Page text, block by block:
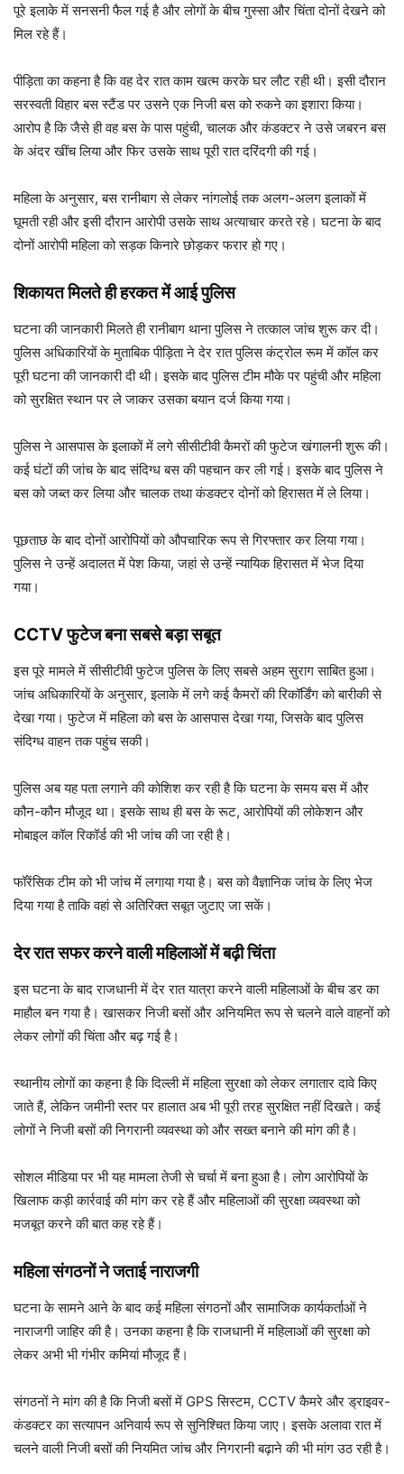
पूरे इलाके में सनसनी फैल गई है और लोगों के बीच गुस्सा और चिंता दोनों देखने को
मिल रहे हैं।
पीड़िता का कहना है कि वह देर रात काम खत्म करके घर लौट रही थी। इसी दौरान
सरस्वती विहार बस स्टैंड पर उसने एक निजी बस को रुकने का इशारा किया।
आरोप है कि जैसे ही वह बस के पास पहुंची, चालक और कंडक्टर ने उसे जबरन बस
के अंदर खींच लिया और फिर उसके साथ पूरी रात दरिंदगी की गई।
महिला के अनुसार, बस रानीबाग से लेकर नांगलोई तक अलग-अलग इलाकों में
घूमती रही और इसी दौरान आरोपी उसके साथ अत्याचार करते रहे। घटना के बाद
दोनों आरोपी महिला को सड़क किनारे छोड़कर फरार हो गए।
शिकायत मिलते ही हरकत में आई पुलिस
घटना की जानकारी मिलते ही रानीबाग थाना पुलिस ने तत्काल जांच शुरू कर दी।
पुलिस अधिकारियों के मुताबिक पीड़िता ने देर रात पुलिस कंट्रोल रूम में कॉल कर
पूरी घटना की जानकारी दी थी। इसके बाद पुलिस टीम मौके पर पहुंची और महिला
को सुरक्षित स्थान पर ले जाकर उसका बयान दर्ज किया गया।
पुलिस ने आसपास के इलाकों में लगे सीसीटीवी कैमरों की फुटेज खंगालनी शुरू की।
कई घंटों की जांच के बाद संदिग्ध बस की पहचान कर ली गई। इसके बाद पुलिस ने
बस को जब्त कर लिया और चालक तथा कंडक्टर दोनों को हिरासत में ले लिया।
पूछताछ के बाद दोनों आरोपियों को औपचारिक रूप से गिरफ्तार कर लिया गया।
पुलिस ने उन्हें अदालत में पेश किया, जहां से उन्हें न्यायिक हिरासत में भेज दिया
गया।
CCTV फुटेज बना सबसे बड़ा सबूत
इस पूरे मामले में सीसीटीवी फुटेज पुलिस के लिए सबसे अहम सुराग साबित हुआ।
जांच अधिकारियों के अनुसार, इलाके में लगे कई कैमरों की रिकॉर्डिंग को बारीकी से
देखा गया। फुटेज में महिला को बस के आसपास देखा गया, जिसके बाद पुलिस
संदिग्ध वाहन तक पहुंच सकी।
पुलिस अब यह पता लगाने की कोशिश कर रही है कि घटना के समय बस में और
कौन-कौन मौजूद था। इसके साथ ही बस के रूट, आरोपियों की लोकेशन और
मोबाइल कॉल रिकॉर्ड की भी जांच की जा रही है।
फॉरेंसिक टीम को भी जांच में लगाया गया है। बस को वैज्ञानिक जांच के लिए भेज
दिया गया है ताकि वहां से अतिरिक्त सबूत जुटाए जा सकें।
देर रात सफर करने वाली महिलाओं में बढ़ी चिंता
इस घटना के बाद राजधानी में देर रात यात्रा करने वाली महिलाओं के बीच डर का
माहौल बन गया है। खासकर निजी बसों और अनियमित रूप से चलने वाले वाहनों को
लेकर लोगों की चिंता और बढ़ गई है।
स्थानीय लोगों का कहना है कि दिल्ली में महिला सुरक्षा को लेकर लगातार दावे किए
जाते हैं, लेकिन जमीनी स्तर पर हालात अब भी पूरी तरह सुरक्षित नहीं दिखते। कई
लोगों ने निजी बसों की निगरानी व्यवस्था को और सख्त बनाने की मांग की है।
सोशल मीडिया पर भी यह मामला तेजी से चर्चा में बना हुआ है। लोग आरोपियों के
खिलाफ कड़ी कार्रवाई की मांग कर रहे हैं और महिलाओं की सुरक्षा व्यवस्था को
मजबूत करने की बात कह रहे हैं।
महिला संगठनों ने जताई नाराजगी
घटना के सामने आने के बाद कई महिला संगठनों और सामाजिक कार्यकर्ताओं ने
नाराजगी जाहिर की है। उनका कहना है कि राजधानी में महिलाओं की सुरक्षा को
लेकर अभी भी गंभीर कमियां मौजूद हैं।
संगठनों ने मांग की है कि निजी बसों में GPS सिस्टम, CCTV कैमरे और ड्राइवर-
कंडक्टर का सत्यापन अनिवार्य रूप से सुनिश्चित किया जाए। इसके अलावा रात में
चलने वाली निजी बसों की नियमित जांच और निगरानी बढ़ाने की भी मांग उठ रही है।